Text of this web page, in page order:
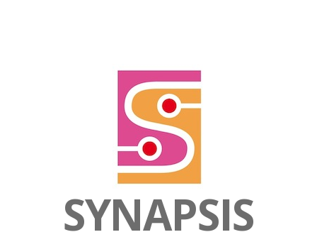
SYNAPSIS